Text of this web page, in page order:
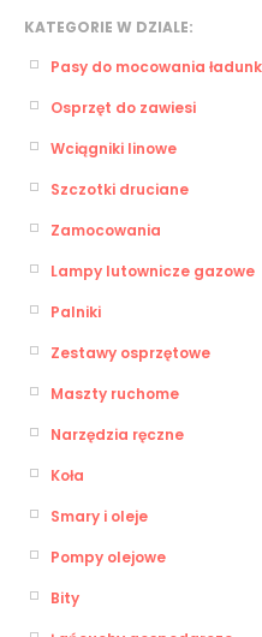
KATEGORIE W DZIALE:
Pasy do mocowania
Osprzęt do zawiesi
Wciągniki linowe
Szczotki druciane
Zamocowania
Lampy lutownicze gazowe
Palniki
Zestawy osprzętowe
Maszty ruchome
Narzędzia ręczne
Koła
Smary i oleje
Pompy olejowe
Bity